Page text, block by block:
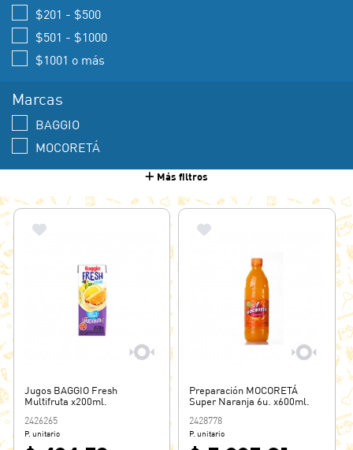
$201 - $500
$501 - $1000
$1001 o más
Marcas
BAGGIO
MOCORETÁ
Más filtros
Jugos BAGGIO Fresh
Multifruta x200ml.
2426265
P. unitario
Preparación MOCORETÁ
Super Naranja 6u. x600ml.
2428778
P. unitario